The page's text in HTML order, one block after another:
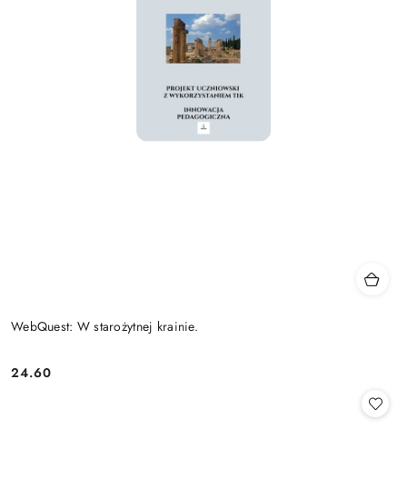
WebQuest: W starożytnej krainie.
Cena:
24.60